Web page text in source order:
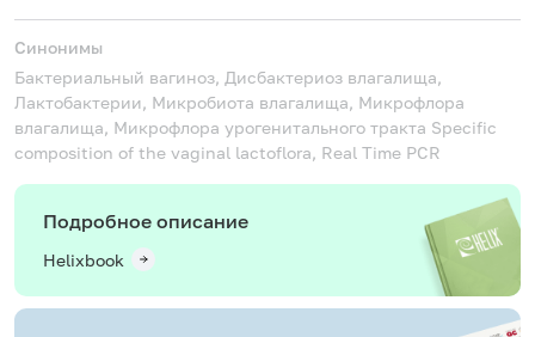
Синонимы
Бактериальный вагиноз, Дисбактериоз влагалища,
Лактобактерии, Микробиота влагалища, Микрофлора
влагалища, Микрофлора урогенитального тракта Specific
composition of the vaginal lactoflora, Real Time PCR
Подробное описание
Helixbook